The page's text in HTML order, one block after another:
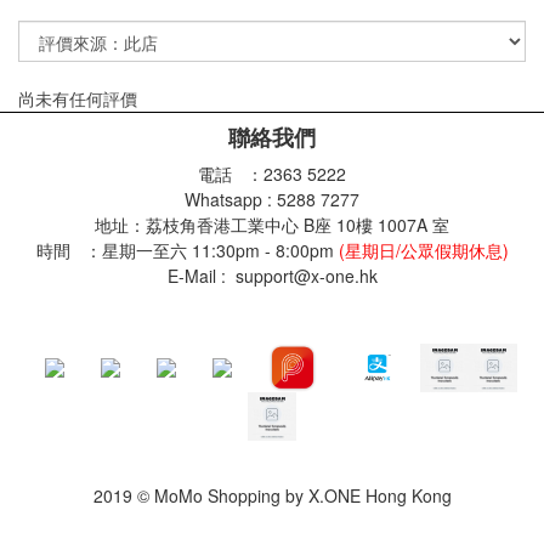
尚未有任何評價
聯絡我們
電話 ：2363 5222
Whatsapp : 5288 7277
地址：荔枝角香港工業中心 B座 10樓 1007A 室
時間 ：星期一至六 11:30pm - 8:00pm (星期日/公眾假期休息)
E-Mail : support@x-one.hk
2019 © MoMo Shopping by X.ONE Hong Kong